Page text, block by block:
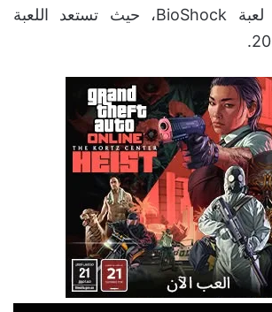
بشكل كبير من لعبة BioShock، حيث تستعد اللعبة